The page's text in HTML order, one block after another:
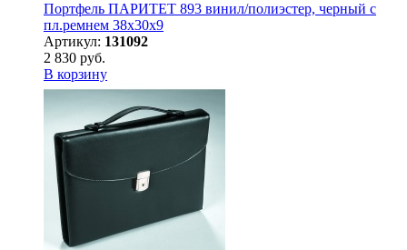
Портфель ПАРИТЕТ 893 винил/полиэстер, черный с
пл.ремнем 38х30х9
Артикул: 131092
2 830 руб.
В корзину